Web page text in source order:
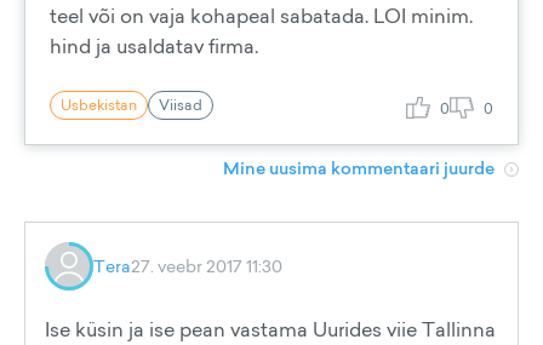
teel või on vaja kohapeal sabatada. LOI minim.
hind ja usaldatav firma.
Usbekistan Viisad 0 0
Mine uusima kommentaari juurde
Tera27. veebr 2017 11:30
Ise küsin ja ise pean vastama Uurides viie Tallinna